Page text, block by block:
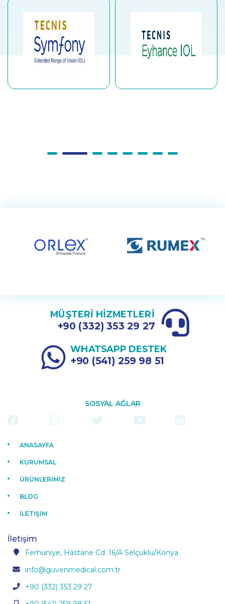
MÜŞTERİ HİZMETLERİ
+90 (332) 353 29 27
WHATSAPP DESTEK
+90 (541) 259 98 51
SOSYAL AĞLAR
ANASAYFA
KURUMSAL
ÜRÜNLERİMİZ
BLOG
İLETİŞİM
İletişim
Ferhuniye, Hastane Cd. 16/A Selçuklu/Konya
info@guvenmedical.com.tr
+90 (332) 353 29 27